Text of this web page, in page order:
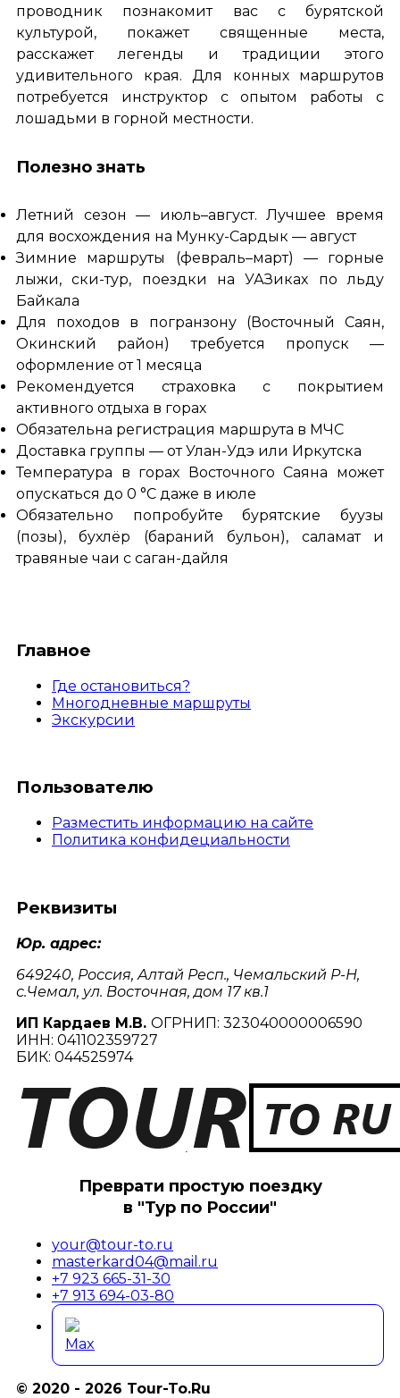
проводник познакомит вас с бурятской
культурой, покажет священные места,
расскажет легенды и традиции этого
удивительного края. Для конных маршрутов
потребуется инструктор с опытом работы с
лошадьми в горной местности.
Полезно знать
Летний сезон — июль–август. Лучшее время
для восхождения на Мунку-Сардык — август
Зимние маршруты (февраль–март) — горные
лыжи, ски-тур, поездки на УАЗиках по льду
Байкала
Для походов в погранзону (Восточный Саян,
Окинский район) требуется пропуск —
оформление от 1 месяца
Рекомендуется страховка с покрытием
активного отдыха в горах
Обязательна регистрация маршрута в МЧС
Доставка группы — от Улан-Удэ или Иркутска
Температура в горах Восточного Саяна может
опускаться до 0 °C даже в июле
Обязательно попробуйте бурятские буузы
(позы), бухлёр (бараний бульон), саламат и
травяные чаи с саган-дайля
Главное
Где остановиться?
Многодневные маршруты
Экскурсии
Пользователю
Разместить информацию на сайте
Политика конфидециальности
Реквизиты
Юр. адрес:
649240, Россия, Алтай Респ., Чемальский Р-Н,
с.Чемал, ул. Восточная, дом 17 кв.1
ИП Кардаев М.В. ОГРНИП: 323040000006590
ИНН: 041102359727
БИК: 044525974
Преврати простую поездку
в "Тур по России"
your@tour-to.ru
masterkard04@mail.ru
+7 923 665-31-30
+7 913 694-03-80
Max
© 2020 - 2026 Tour-To.Ru